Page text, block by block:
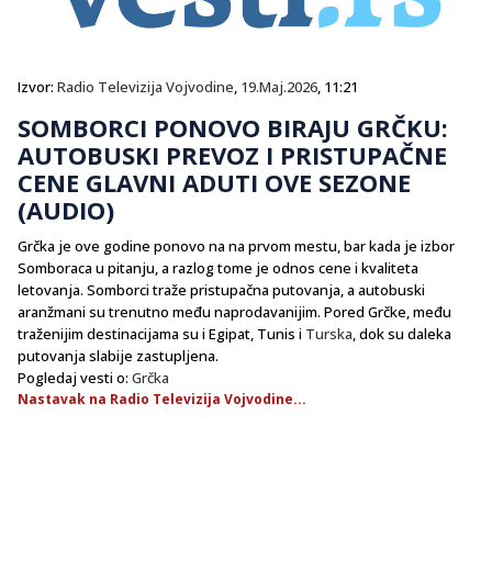
Izvor: Radio Televizija Vojvodine, 19.Maj.2026, 11:21
SOMBORCI PONOVO BIRAJU GRČKU:
AUTOBUSKI PREVOZ I PRISTUPAČNE
CENE GLAVNI ADUTI OVE SEZONE
(AUDIO)
Grčka je ove godine ponovo na na prvom mestu, bar kada je izbor
Somboraca u pitanju, a razlog tome je odnos cene i kvaliteta
letovanja. Somborci traže pristupačna putovanja, a autobuski
aranžmani su trenutno među naprodavanijim. Pored Grčke, među
traženijim destinacijama su i Egipat, Tunis i Turska, dok su daleka
putovanja slabije zastupljena.
Pogledaj vesti o: Grčka
Nastavak na Radio Televizija Vojvodine...